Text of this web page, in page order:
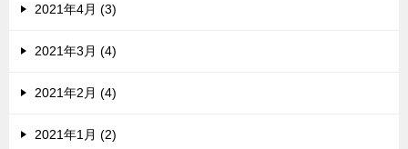
2021年4月 (3)
2021年3月 (4)
2021年2月 (4)
2021年1月 (2)